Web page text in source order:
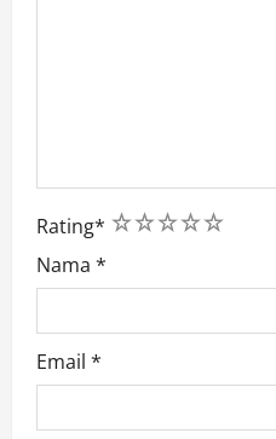
Rating* 5
4
3
2
1
Nama *
Email *